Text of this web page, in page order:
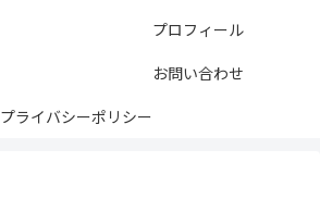
プロフィール
お問い合わせ
プライバシーポリシー